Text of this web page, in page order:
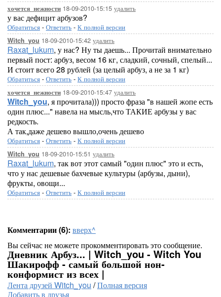
хочется_нежности 18-09-2010-15:15 удалить
у вас дефицит арбузов?
Обратиться - Ответить - К полной версии
Witch_you 18-09-2010-15:42 удалить
Raxat_lukum, у нас? Ну ты даешь... Прочитай внимательно
первый пост: арбуз, весом 16 кг, сладкий, сочный, спелый...
И стоит всего 28 рублей (за целый арбуз, а не за 1 кг)
Обратиться - Ответить - К полной версии
хочется_нежности 18-09-2010-15:47 удалить
Witch_you, я прочитала))) просто фраза "в нашей жопе есть
один плюс..." навела на мысль,что ТАКИЕ арбузы у вас
редкость.
А так,даже дешево вышло,очень дешево
Обратиться - Ответить - К полной версии
Witch_you 18-09-2010-15:51 удалить
Raxat_lukum, так вот этот самый "один плюс" это и есть,
что у нас дешевые бахчевые культуры (арбузы, дыни),
фрукты, овощи...
Обратиться - Ответить - К полной версии
Комментарии (6): вверх^
Вы сейчас не можете прокомментировать это сообщение.
Дневник Арбуз... | Witch_you - Witch You
Шакирофф - самый большой нон-
конформист из всех |
Лента друзей Witch_you /Полная версия
Добавить в друзья